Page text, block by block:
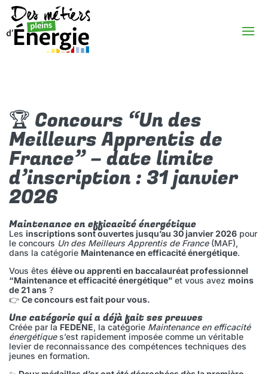
🏆 Concours “Un des
Meilleurs Apprentis de
France” – date limite
d’inscription : 31 janvier
2026
Maintenance en efficacité énergétique
Les inscriptions sont ouvertes jusqu’au 30 janvier 2026 pour
le concours Un des Meilleurs Apprentis de France(MAF),
dans la catégorie Maintenance en efficacité énergétique.
Vous êtes élève ou apprenti en baccalauréat professionnel
“Maintenance et efficacité énergétique” et vous avez moins
de 21 ans ?
👉 Ce concours est fait pour vous.
Une catégorie qui a déjà fait ses preuves
Créée par la FEDENE, la catégorie Maintenance en efficacité
énergétiques’est rapidement imposée comme un véritable
levier de reconnaissance des compétences techniques des
jeunes en formation.